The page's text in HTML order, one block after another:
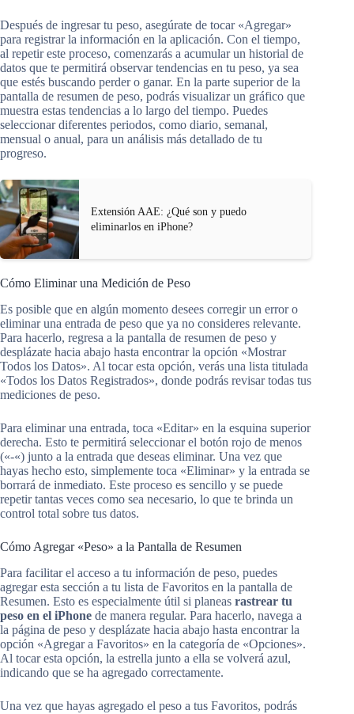
Después de ingresar tu peso, asegúrate de tocar «Agregar»
para registrar la información en la aplicación. Con el tiempo,
al repetir este proceso, comenzarás a acumular un historial de
datos que te permitirá observar tendencias en tu peso, ya sea
que estés buscando perder o ganar. En la parte superior de la
pantalla de resumen de peso, podrás visualizar un gráfico que
muestra estas tendencias a lo largo del tiempo. Puedes
seleccionar diferentes periodos, como diario, semanal,
mensual o anual, para un análisis más detallado de tu
progreso.
Extensión AAE: ¿Qué son y puedo
eliminarlos en iPhone?
Cómo Eliminar una Medición de Peso
Es posible que en algún momento desees corregir un error o
eliminar una entrada de peso que ya no consideres relevante.
Para hacerlo, regresa a la pantalla de resumen de peso y
desplázate hacia abajo hasta encontrar la opción «Mostrar
Todos los Datos». Al tocar esta opción, verás una lista titulada
«Todos los Datos Registrados», donde podrás revisar todas tus
mediciones de peso.
Para eliminar una entrada, toca «Editar» en la esquina superior
derecha. Esto te permitirá seleccionar el botón rojo de menos
(«-«) junto a la entrada que deseas eliminar. Una vez que
hayas hecho esto, simplemente toca «Eliminar» y la entrada se
borrará de inmediato. Este proceso es sencillo y se puede
repetir tantas veces como sea necesario, lo que te brinda un
control total sobre tus datos.
Cómo Agregar «Peso» a la Pantalla de Resumen
Para facilitar el acceso a tu información de peso, puedes
agregar esta sección a tu lista de Favoritos en la pantalla de
Resumen. Esto es especialmente útil si planeas rastrear tu
peso en el iPhone de manera regular. Para hacerlo, navega a
la página de peso y desplázate hacia abajo hasta encontrar la
opción «Agregar a Favoritos» en la categoría de «Opciones».
Al tocar esta opción, la estrella junto a ella se volverá azul,
indicando que se ha agregado correctamente.
Una vez que hayas agregado el peso a tus Favoritos, podrás